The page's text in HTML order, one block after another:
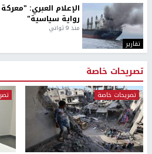
تقارير
الإعلام العبري:
رواية سياسية"
منذ 9 ثواني
تصريحات خاصة
تصريحات خاصة